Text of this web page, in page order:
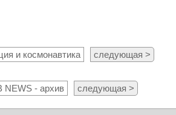
и космонавтика следующая >
NEWS - архив следующая >